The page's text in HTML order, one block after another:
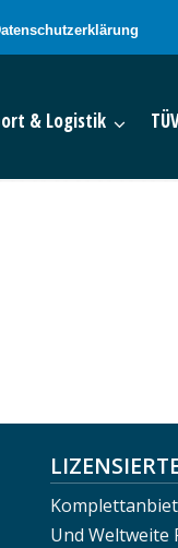
& Logistik
Und Weltweite